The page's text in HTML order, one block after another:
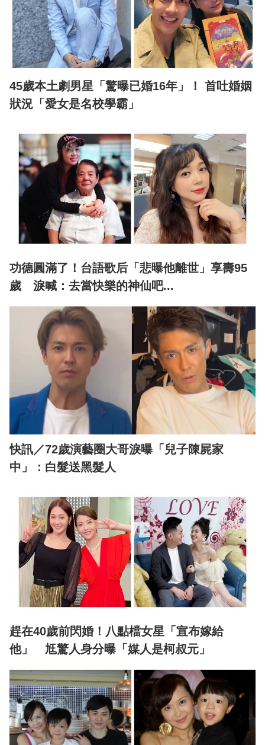
45歲本土劇男星「驚曝已婚16年」！ 首吐婚姻
狀況「愛女是名校學霸」
功德圓滿了！台語歌后「悲曝他離世」享壽95
歲 淚喊：去當快樂的神仙吧...
快訊／72歲演藝圈大哥淚曝「兒子陳屍家
中」：白髮送黑髮人
趕在40歲前閃婚！八點檔女星「宣布嫁給
他」 尪驚人身分曝「媒人是柯叔元」